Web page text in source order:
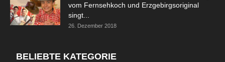
vom Fernsehkoch und Erzgebirgsoriginal
singt...
26. Dezember 2018
BELIEBTE KATEGORIE